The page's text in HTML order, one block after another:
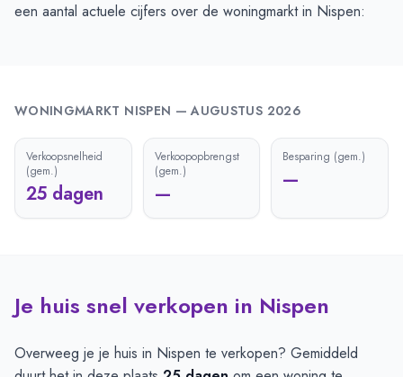
een aantal actuele cijfers over de woningmarkt in Nispen:
WONINGMARKT NISPEN —AUGUSTUS 2026
Verkoopsnelheid
(gem.)
25 dagen
Verkoopopbrengst
(gem.)
—
Besparing (gem.)
—
Je huis snel verkopen in Nispen
Overweeg je je huis in Nispen te verkopen? Gemiddeld